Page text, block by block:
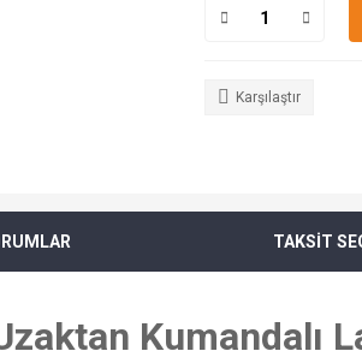
Karşılaştır
TAKSİT
Kumandalı